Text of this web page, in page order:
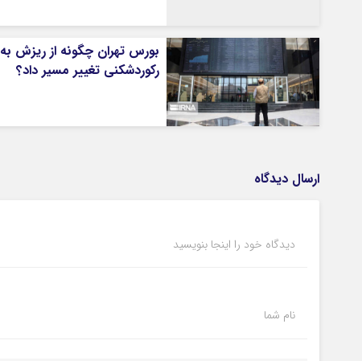
بورس تهران چگونه از ریزش به
رکوردشکنی تغییر مسیر داد؟
ارسال دیدگاه
دیدگاه خود را اینجا بنویسید
نام شما